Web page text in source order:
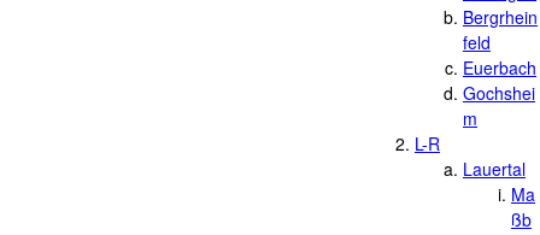
Bergrhein
feld
Euerbach
Gochshei
m
L-R
Lauertal
Ma
ßb